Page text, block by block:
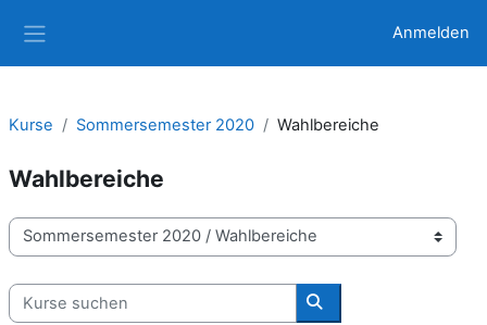
Anmelden
Kurse Sommersemester 2020 Wahlbereiche
Wahlbereiche
Kursbereiche
Kurse suchen